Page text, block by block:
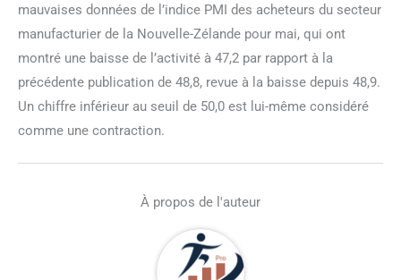
mauvaises données de l’indice PMI des acheteurs du secteur
manufacturier de la Nouvelle-Zélande pour mai, qui ont
montré une baisse de l’activité à 47,2 par rapport à la
précédente publication de 48,8, revue à la baisse depuis 48,9.
Un chiffre inférieur au seuil de 50,0 est lui-même considéré
comme une contraction.
À propos de l'auteur